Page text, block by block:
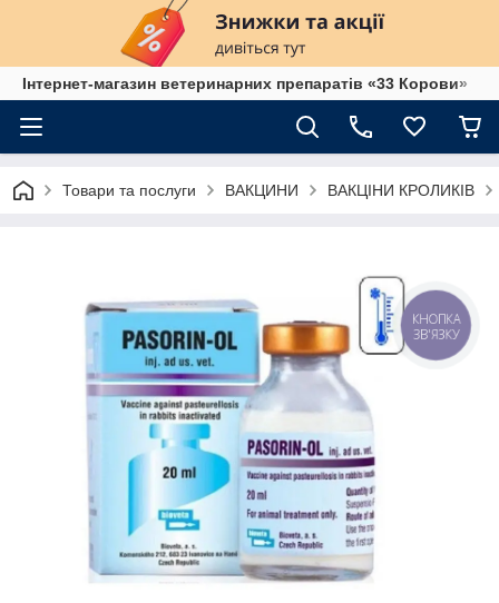
Інтернет-магазин ветеринарних препаратів «33 Корови»
Товари та послуги ВАКЦИНИ ВАКЦІНИ КРОЛИКІВ
КНОПКА
ЗВ'ЯЗКУ